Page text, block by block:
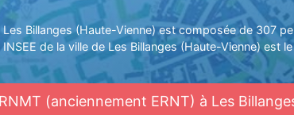
Les Billanges (Haute-Vienne) est composée de 307
de la ville de Les Billanges (Haute-Vienne) est
(anciennement ERNT) à Les